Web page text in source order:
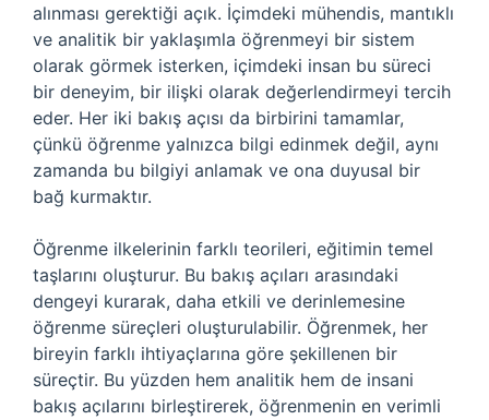
alınması gerektiği açık. İçimdeki mühendis, mantıklı
ve analitik bir yaklaşımla öğrenmeyi bir sistem
olarak görmek isterken, içimdeki insan bu süreci
bir deneyim, bir ilişki olarak değerlendirmeyi tercih
eder. Her iki bakış açısı da birbirini tamamlar,
çünkü öğrenme yalnızca bilgi edinmek değil, aynı
zamanda bu bilgiyi anlamak ve ona duyusal bir
bağ kurmaktır.
Öğrenme ilkelerinin farklı teorileri, eğitimin temel
taşlarını oluşturur. Bu bakış açıları arasındaki
dengeyi kurarak, daha etkili ve derinlemesine
öğrenme süreçleri oluşturulabilir. Öğrenmek, her
bireyin farklı ihtiyaçlarına göre şekillenen bir
süreçtir. Bu yüzden hem analitik hem de insani
bakış açılarını birleştirerek, öğrenmenin en verimli